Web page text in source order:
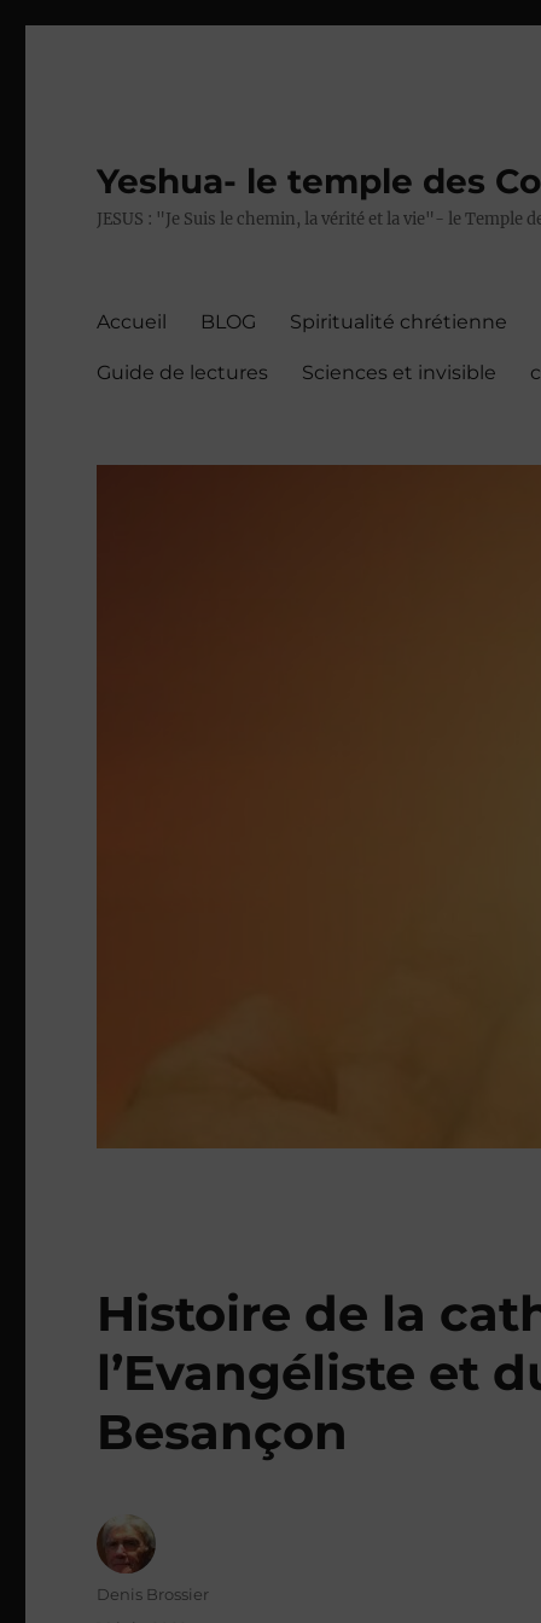
Yeshua- le temple des
JESUS : "Je Suis le chemin, la vérité et la vie"- le Temple
Accueil BLOG Spiritualité chrétienne
Guide de lectures Sciences et invisible
Histoire de la
l’Evangéliste et
Besançon
Auteur
Denis Brossier